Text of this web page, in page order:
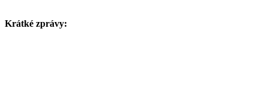
Krátké zprávy: